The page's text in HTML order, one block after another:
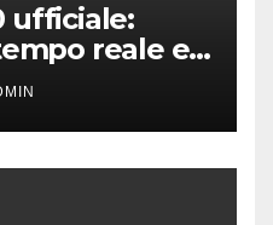
ufficiale:
reale e
in tessuto